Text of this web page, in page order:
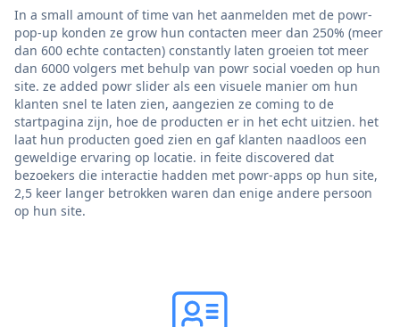
In a small amount of time van het aanmelden met de powr-
pop-up konden ze grow hun contacten meer dan 250% (meer
dan 600 echte contacten) constantly laten groeien tot meer
dan 6000 volgers met behulp van powr social voeden op hun
site. ze added powr slider als een visuele manier om hun
klanten snel te laten zien, aangezien ze coming to de
startpagina zijn, hoe de producten er in het echt uitzien. het
laat hun producten goed zien en gaf klanten naadloos een
geweldige ervaring op locatie. in feite discovered dat
bezoekers die interactie hadden met powr-apps op hun site,
2,5 keer langer betrokken waren dan enige andere persoon
op hun site.